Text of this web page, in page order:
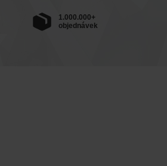
1.000.000+
objednávek